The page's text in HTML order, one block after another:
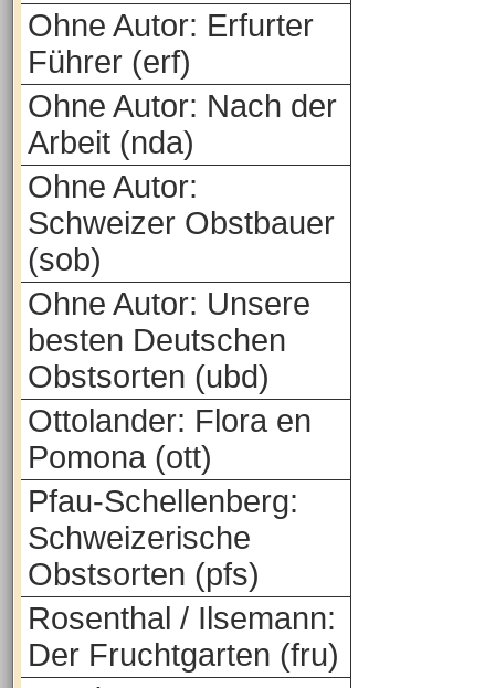
Ohne Autor: Erfurter
Führer (erf)
Ohne Autor: Nach der
Arbeit (nda)
Ohne Autor:
Schweizer Obstbauer
(sob)
Ohne Autor: Unsere
besten Deutschen
Obstsorten (ubd)
Ottolander: Flora en
Pomona (ott)
Pfau-Schellenberg:
Schweizerische
Obstsorten (pfs)
Rosenthal / Ilsemann:
Der Fruchtgarten (fru)